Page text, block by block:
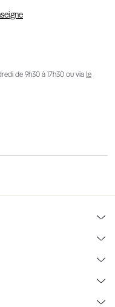
de 9h30 à 17h30 ou via le